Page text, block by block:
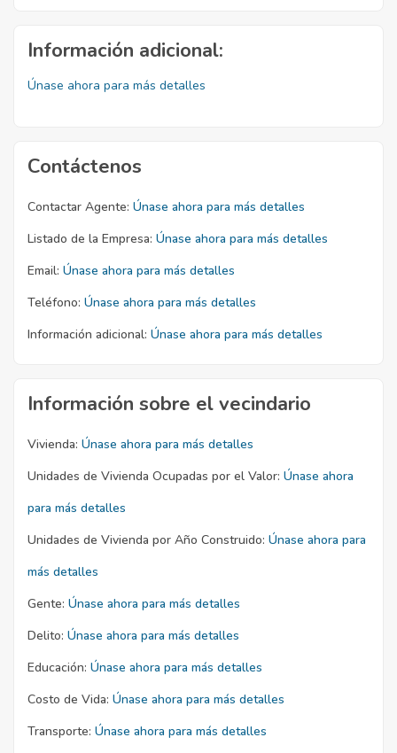
Información adicional:
Únase ahora para más detalles
Contáctenos
Contactar Agente: Únase ahora para más detalles
Listado de la Empresa: Únase ahora para más detalles
Email: Únase ahora para más detalles
Teléfono: Únase ahora para más detalles
Información adicional: Únase ahora para más detalles
Información sobre el vecindario
Vivienda: Únase ahora para más detalles
Unidades de Vivienda Ocupadas por el Valor: Únase ahora
para más detalles
Unidades de Vivienda por Año Construido: Únase ahora para
más detalles
Gente: Únase ahora para más detalles
Delito: Únase ahora para más detalles
Educación: Únase ahora para más detalles
Costo de Vida: Únase ahora para más detalles
Transporte: Únase ahora para más detalles